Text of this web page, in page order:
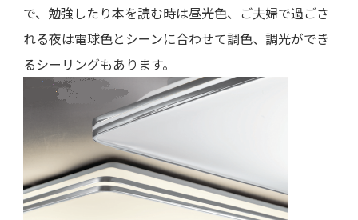
で、勉強したり本を読む時は昼光色、ご夫婦で過ごさ
れる夜は電球色とシーンに合わせて調色、調光ができ
るシーリングもあります。